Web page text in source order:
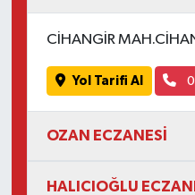
CİHANGİR
Yol Tarifi Al
OZAN ECZANESİ
HALICIOĞLU